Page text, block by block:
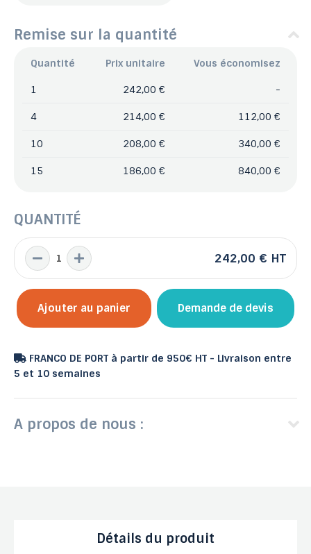
Remise sur la quantité
Quantité Prix unitaire Vous économisez
1 242,00 € -
4 214,00 € 112,00 €
10 208,00 € 340,00 €
15 186,00 € 840,00 €
QUANTITÉ
242,00 € HT
Ajouter au panier Demande de devis
FRANCO DE PORT à partir de 950€ HT - Livraison entre
5 et 10 semaines
A propos de nous :
Détails du produit